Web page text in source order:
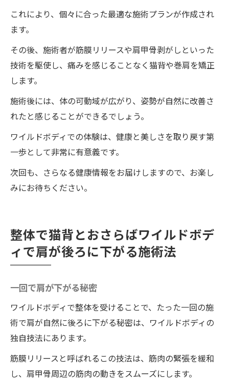
これにより、個々に合った最適な施術プランが作成され
ます。
その後、施術者が筋膜リリースや肩甲骨剥がしといった
技術を駆使し、痛みを感じることなく猫背や巻肩を矯正
します。
施術後には、体の可動域が広がり、姿勢が自然に改善さ
れたと感じることができるでしょう。
ワイルドボディでの体験は、健康と美しさを取り戻す第
一歩として非常に有意義です。
次回も、さらなる健康情報をお届けしますので、お楽し
みにお待ちください。
整体で猫背とおさらばワイルドボデ
ィで肩が後ろに下がる施術法
一回で肩が下がる秘密
ワイルドボディで整体を受けることで、たった一回の施
術で肩が自然に後ろに下がる秘密は、ワイルドボディの
独自技法にあります。
筋膜リリースと呼ばれるこの技法は、筋肉の緊張を緩和
し、肩甲骨周辺の筋肉の動きをスムーズにします。